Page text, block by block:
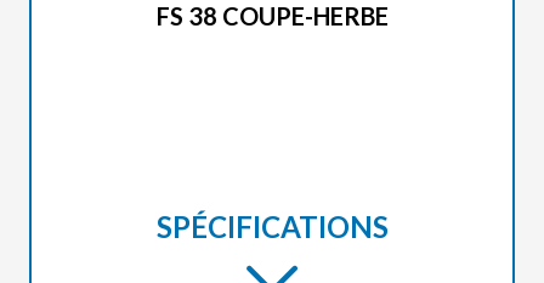
FS 38 COUPE-HERBE
SPÉCIFICATIONS